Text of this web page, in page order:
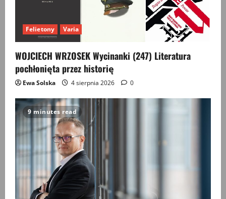
Felietony Varia
WOJCIECH WRZOSEK Wycinanki (247) Literatura
pochłonięta przez historię
Ewa Solska 4 sierpnia 2026 0
9 minutes read